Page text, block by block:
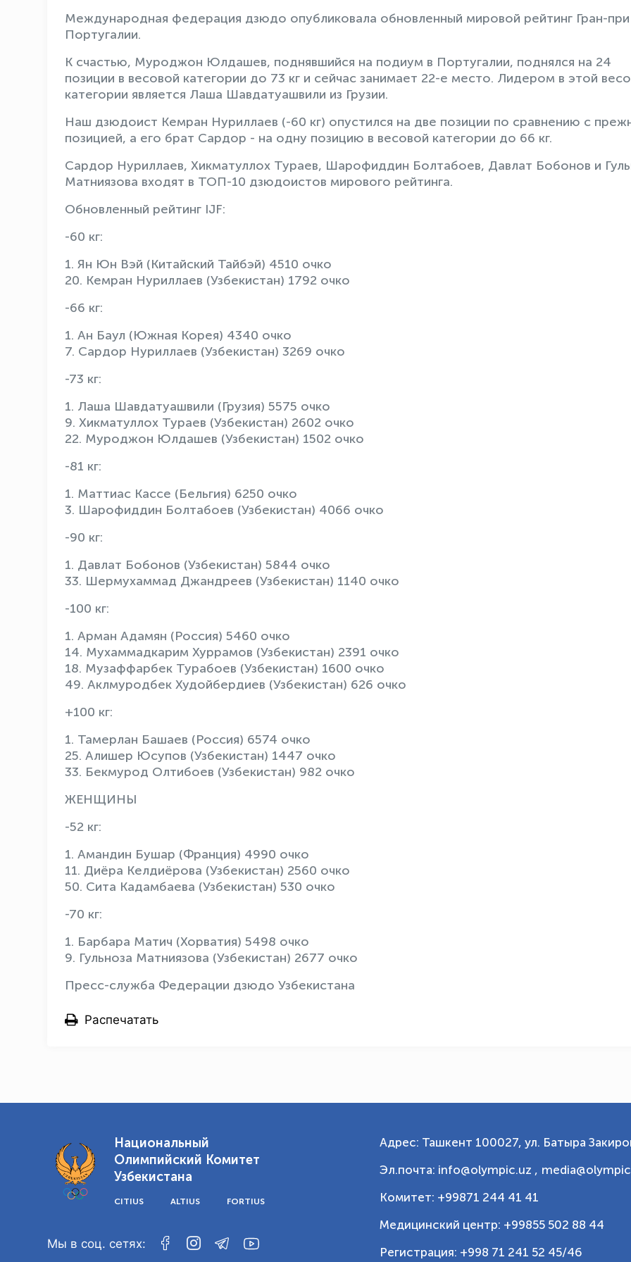
Международная федерация дзюдо опубликовала обновленный мировой рейтинг Гран-при
Португалии.
К счастью, Муроджон Юлдашев, поднявшийся на подиум в Португалии, поднялся на 24
позиции в весовой категории до 73 кг и сейчас занимает 22-е место. Лидером в этой
категории является Лаша Шавдатуашвили из Грузии.
Наш дзюдоист Кемран Нуриллаев (-60 кг) опустился на две позиции по сравнению с
позицией, а его брат Сардор - на одну позицию в весовой категории до 66 кг.
Сардор Нуриллаев, Хикматуллох Тураев, Шарофиддин Болтабоев, Давлат Бобонов и
Матниязова входят в ТОП-10 дзюдоистов мирового рейтинга.
Обновленный рейтинг IJF:
-60 кг:
1. Ян Юн Вэй (Китайский Тайбэй) 4510 очко
20. Кемран Нуриллаев (Узбекистан) 1792 очко
-66 кг:
1. Ан Баул (Южная Корея) 4340 очко
7. Сардор Нуриллаев (Узбекистан) 3269 очко
-73 кг:
1. Лаша Шавдатуашвили (Грузия) 5575 очко
9. Хикматуллох Тураев (Узбекистан) 2602 очко
22. Муроджон Юлдашев (Узбекистан) 1502 очко
-81 кг:
1. Маттиас Кассе (Бельгия) 6250 очко
3. Шарофиддин Болтабоев (Узбекистан) 4066 очко
-90 кг:
1. Давлат Бобонов (Узбекистан) 5844 очко
33. Шермухаммад Джандреев (Узбекистан) 1140 очко
-100 кг:
1. Арман Адамян (Россия) 5460 очко
14. Мухаммадкарим Хуррамов (Узбекистан) 2391 очко
18. Музаффарбек Турабоев (Узбекистан) 1600 очко
49. Аклмуродбек Худойбердиев (Узбекистан) 626 очко
+100 кг:
1. Тамерлан Башаев (Россия) 6574 очко
25. Алишер Юсупов (Узбекистан) 1447 очко
33. Бекмурод Олтибоев (Узбекистан) 982 очко
ЖЕНЩИНЫ
-52 кг:
1. Амандин Бушар (Франция) 4990 очко
11. Диёра Келдиёрова (Узбекистан) 2560 очко
50. Сита Кадамбаева (Узбекистан) 530 очко
-70 кг:
1. Барбара Матич (Хорватия) 5498 очко
9. Гульноза Матниязова (Узбекистан) 2677 очко
Пресс-служба Федерации дзюдо Узбекистана
Распечатать
Национальный
Олимпийский Комитет
Узбекистана
CITIUS ALTIUS FORTIUS
Мы в соц. сетях:
Адрес: Ташкент 100027, ул. Батыра
Эл.почта: info@olympic.uz ,
Комитет: +99871 244 41 41
Медицинский центр: +99855 502 88 44
Регистрация: +998 71 241 52 45/46